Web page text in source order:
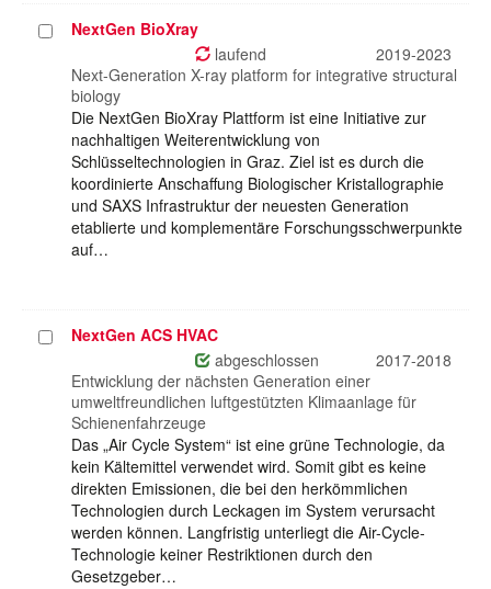
ProjektNextGen BioXray
laufend
2019-2023
Next-Generation X-ray platform for integrative structural
biology
Die NextGen BioXray Plattform ist eine Initiative zur
nachhaltigen Weiterentwicklung von
Schlüsseltechnologien in Graz. Ziel ist es durch die
koordinierte Anschaffung Biologischer Kristallographie
und SAXS Infrastruktur der neuesten Generation
etablierte und komplementäre Forschungsschwerpunkte
auf…
ProjektNextGen ACS HVAC
abgeschlossen
2017-2018
Entwicklung der nächsten Generation einer
umweltfreundlichen luftgestützten Klimaanlage für
Schienenfahrzeuge
Das „Air Cycle System“ ist eine grüne Technologie, da
kein Kältemittel verwendet wird. Somit gibt es keine
direkten Emissionen, die bei den herkömmlichen
Technologien durch Leckagen im System verursacht
werden können. Langfristig unterliegt die Air-Cycle-
Technologie keiner Restriktionen durch den
Gesetzgeber…